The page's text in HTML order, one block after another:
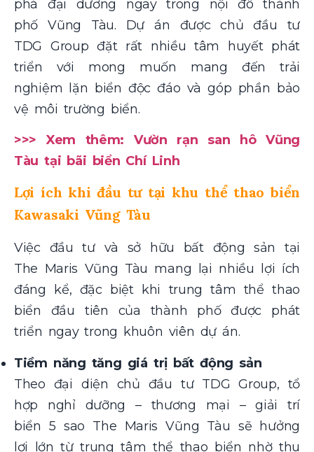
phá đại dương ngay trong nội đô thành
phố Vũng Tàu. Dự án được chủ đầu tư
TDG Group đặt rất nhiều tâm huyết phát
triển với mong muốn mang đến trải
nghiệm lặn biển độc đáo và góp phần bảo
vệ môi trường biển.
>>> Xem thêm: Vườn rạn san hô Vũng
Tàu tại bãi biển Chí Linh
Lợi ích khi đầu tư tại khu thể thao biển
Kawasaki Vũng Tàu
Việc đầu tư và sở hữu bất động sản tại
The Maris Vũng Tàu mang lại nhiều lợi ích
đáng kể, đặc biệt khi trung tâm thể thao
biển đầu tiên của thành phố được phát
triển ngay trong khuôn viên dự án.
Tiềm năng tăng giá trị bất động sản
Theo đại diện chủ đầu tư TDG Group, tổ
hợp nghỉ dưỡng – thương mại – giải trí
biển 5 sao The Maris Vũng Tàu sẽ hưởng
lợi lớn từ trung tâm thể thao biển nhờ thu